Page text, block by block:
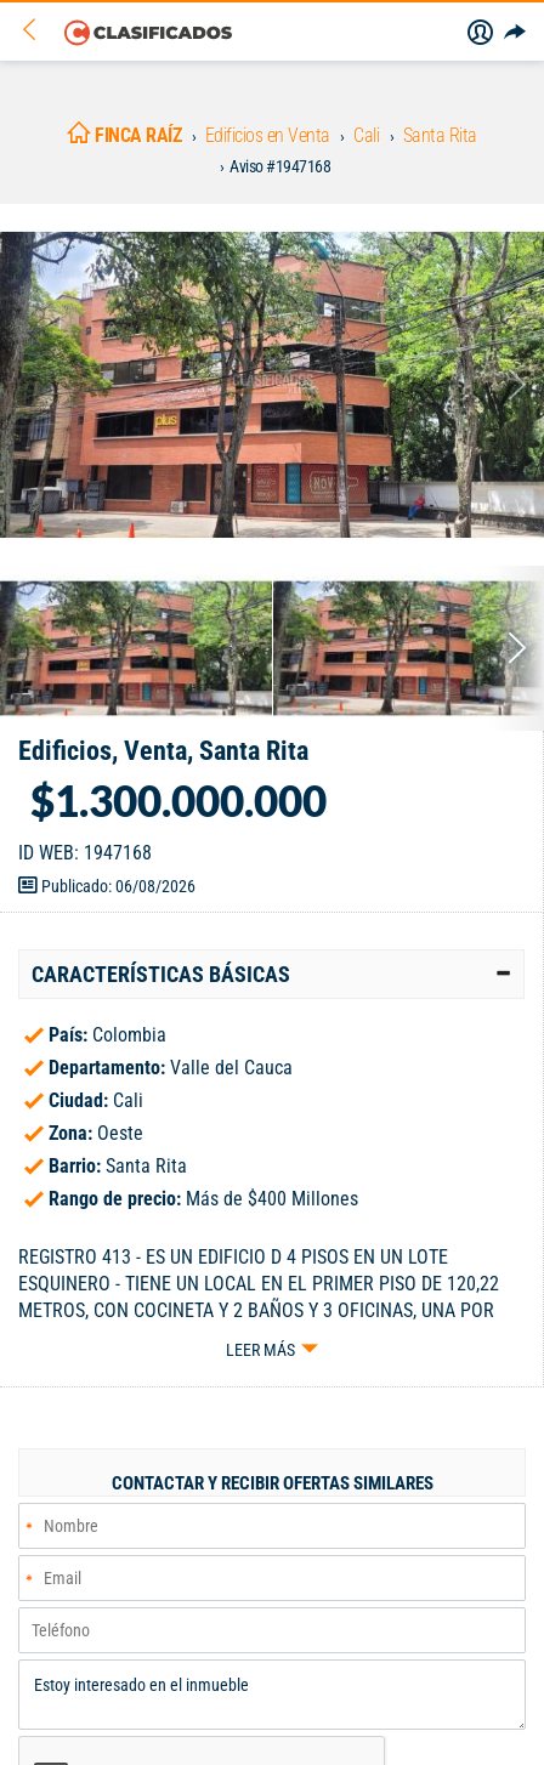
FINCA RAÍZ Edificios en Venta Cali Santa Rita
Aviso #1947168
Edificios, Venta, Santa Rita
$1.300.000.000
ID WEB: 1947168
Publicado: 06/08/2026
CARACTERÍSTICAS BÁSICAS
País: Colombia
Departamento: Valle del Cauca
Ciudad: Cali
Zona: Oeste
Barrio: Santa Rita
Rango de precio: Más de $400 Millones
REGISTRO 413 - ES UN EDIFICIO D 4 PISOS EN UN LOTE
ESQUINERO - TIENE UN LOCAL EN EL PRIMER PISO DE 120,22
METROS, CON COCINETA Y 2 BAÑOS Y 3 OFICINAS, UNA POR
PISO DE 132,59 CADA PISO - PRIMER PISO: LOCAL DE 120,22
SENDERO PEATONAL, HAY UNA RECEPCIÓN, UN BAÑO Y UNA
COCINETA - TERCER PISO: IGUAL AL SEGUNDO PISO - CUARTO
PISO: IGUAL AL SEGUNDO PERO TIENE UN MEZANINE DE 17,40
METROS - TIENE 6 PARQUEADEROS AFUERA - TIENE 5
CONTADORES DE ENERGIA, 1 CONTADOR DE ACUEDUCTO Y
ALCANTARILLADO - CELULAR 300-3229115.
LEER MÁS
CONTACTAR Y RECIBIR OFERTAS SIMILARES